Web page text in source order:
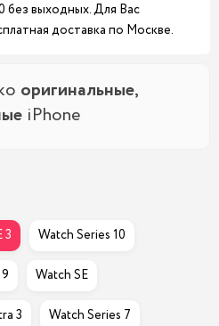
без выходных. Для Вас
доставка по Москве.
оригинальные,
iPhone
3 Watch Series 10
Watch SE
3 Watch Series 7